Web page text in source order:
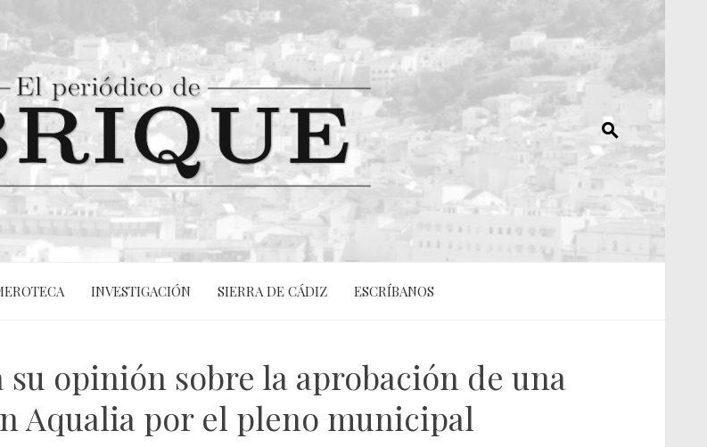
INVESTIGACIÓN SIERRA DE CÁDIZ ESCRÍBANOS
opinión sobre la aprobación de una
Aqualia por el pleno municipal